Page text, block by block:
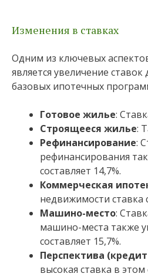
Изменения в ставках
Одним из ключевых
является увеличение
базовых ипотечных
Готовое жилье:
Строящееся жилье:
Рефинансирование:
рефинансирования
составляет 14,7%.
Коммерческая
недвижимости ставка
Машино-место:
машино-места также
составляет 15,7%.
Перспектива
высокая ставка в